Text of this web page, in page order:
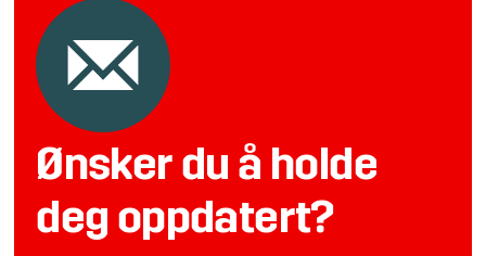
Ønsker du å holde
deg oppdatert?